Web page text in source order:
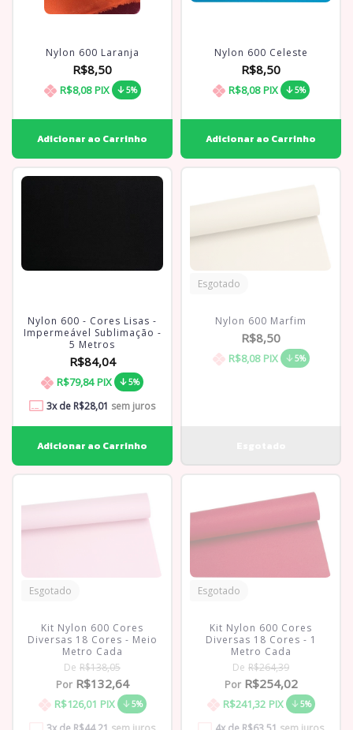
Nylon 600 Laranja
R$8,50
R$8,08 PIX 5%
Nylon 600 Celeste
R$8,50
R$8,08 PIX 5%
Nylon 600 - Cores Lisas -
Impermeável Sublimação -
5 Metros
R$84,04
R$79,84 PIX 5%
3x de R$28,01 sem juros
Esgotado
Nylon 600 Marfim
R$8,50
R$8,08 PIX 5%
Esgotado
Kit Nylon 600 Cores
Diversas 18 Cores - Meio
Metro Cada
De R$138,05
PorR$132,64
R$126,01 PIX 5%
Esgotado
Kit Nylon 600 Cores
Diversas 18 Cores - 1
Metro Cada
De R$264,39
PorR$254,02
R$241,32 PIX 5%